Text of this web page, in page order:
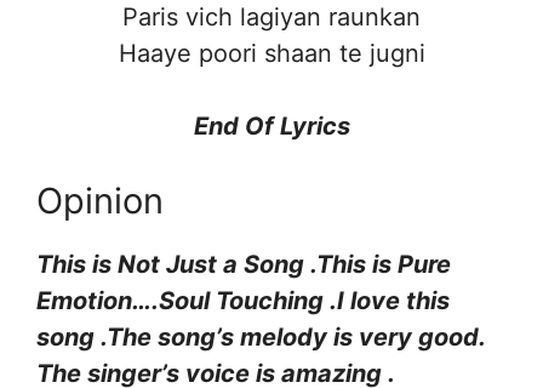
Paris vich lagiyan raunkan
Haaye poori shaan te jugni
End Of Lyrics
Opinion
This is Not Just a Song .This is Pure
Emotion….Soul Touching .I love this
song .The song’s melody is very good.
The singer’s voice is amazing .